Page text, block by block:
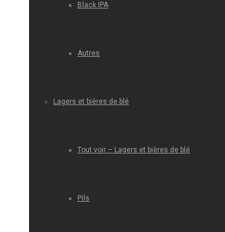
Black IPA
Autres
Lagers et bières de blé
Tout voir – Lagers et bières de blé
Pils